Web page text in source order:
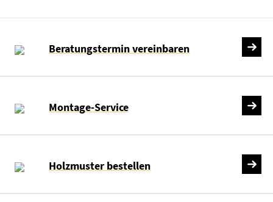
Beratungstermin vereinbaren
Montage-Service
Holzmuster bestellen